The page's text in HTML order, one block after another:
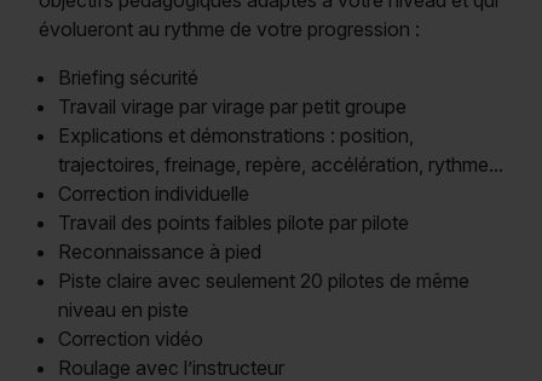
évolueront au rythme de votre progression :
Briefing sécurité
Travail virage par virage par petit groupe
Explications et démonstrations : position,
trajectoires, freinage, repère, accélération, rythme...
Correction individuelle
Travail des points faibles pilote par pilote
Reconnaissance à pied
Piste claire avec seulement 20 pilotes de même
niveau en piste
Correction vidéo
Roulage avec l’instructeur